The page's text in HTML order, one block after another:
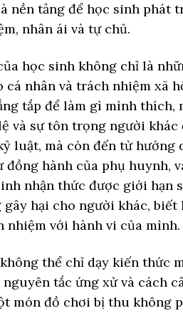
nền tảng để học sinh phát
nhân ái và tự chủ.
học sinh không chỉ là
cá nhân và trách nhiệm xã
tắp để làm gì mình thích,
và sự tôn trọng người
luật, mà còn đến từ hướng
đồng hành của phụ huynh,
nhận thức được giới hạn
gây hại cho người khác,
nhiệm với hành vi của mình.
thể chỉ dạy kiến thức
tắc ứng xử và cách
món đồ chơi bị thu không